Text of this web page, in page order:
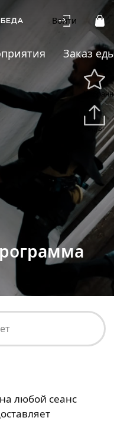
Войти
Заказ
любой сеанс